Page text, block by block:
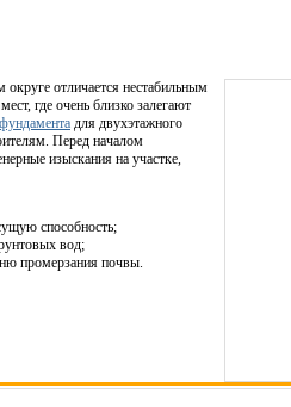
отличается нестабильным
где очень близко залегают
для двухэтажного
Перед началом
изыскания на участке,
способность;
вод;
промерзания почвы.